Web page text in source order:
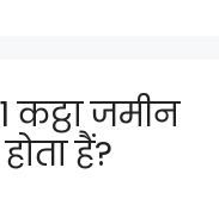
कट्ठा जमीन
हैं?